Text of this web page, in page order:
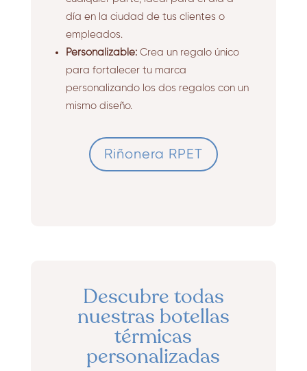
día en la ciudad de tus clientes o
empleados.
Personalizable:Crea un regalo único
para fortalecer tu marca
personalizando los dos regalos con un
mismo diseño.
Riñonera RPET
Descubre todas
nuestras botellas
térmicas
personalizadas